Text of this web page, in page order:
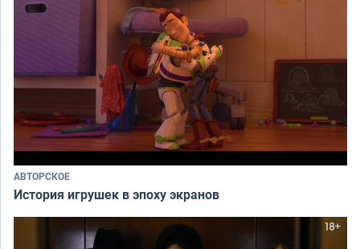
АВТОРСКОЕ
История игрушек в эпоху экранов